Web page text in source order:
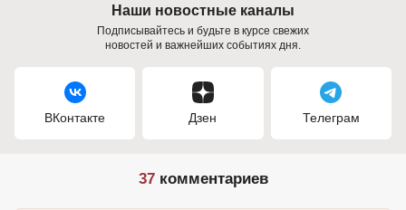
Наши новостные каналы
Подписывайтесь и будьте в курсе свежих
новостей и важнейших событиях дня.
ВКонтакте Дзен Телеграм
37комментариев